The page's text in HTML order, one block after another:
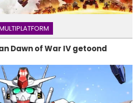
Dawn of War IV getoond